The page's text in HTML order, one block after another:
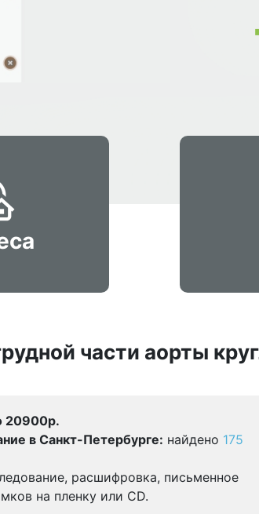
части аорты
20900р.
в Санкт-Петербурге: найдено 175
расшифровка, письменное
на пленку или CD.